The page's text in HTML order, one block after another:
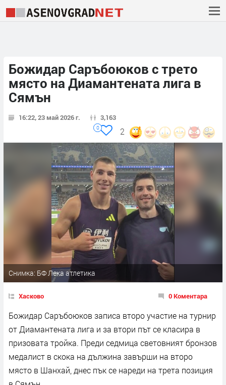
Божидар Саръбоюков с трето
място на Диамантената лига в
Сямън
16:22, 23 май 2026 г. 3,163
2
0
Снимка: БФ Лека атлетика
Хасково 0 Коментара
Божидар Саръбоюков записа второ участие на турнир
от Диамантената лига и за втори път се класира в
призовата тройка. Преди седмица световният бронзов
медалист в скока на дължина завърши на второ
място в Шанхай, днес пък се нареди на трета позиция